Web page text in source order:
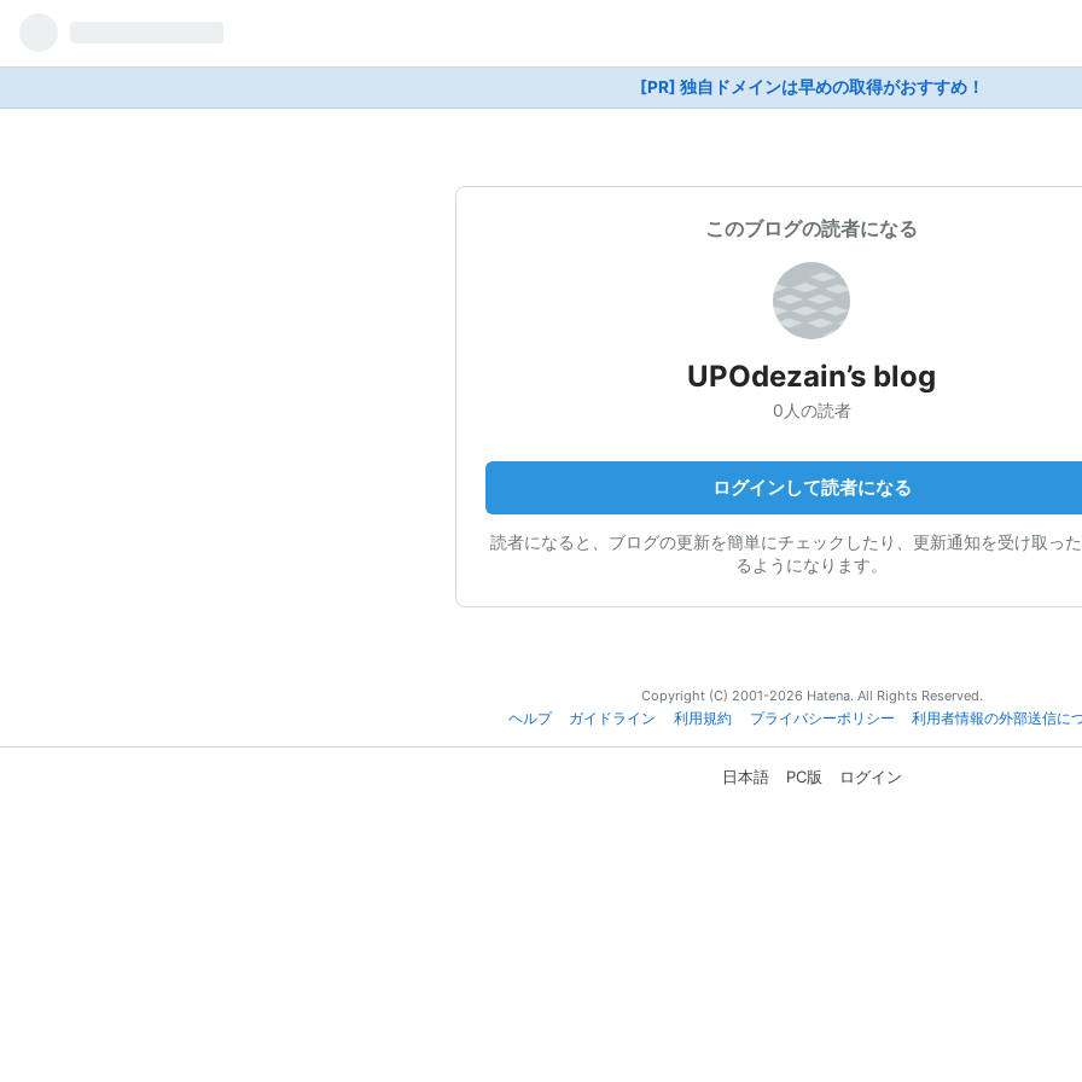
[PR] 独自ドメインは早めの取得がおすすめ！
このブログの読者になる
UPOdezain’s blog
0人の読者
ログインして読者になる
読者になると、ブログの更新を簡単にチェックしたり、更新通知を受け取っ
るようになります。
Copyright (C) 2001-2026 Hatena. All Rights Reserved.
ヘルプ
ガイドライン 利用規約 プライバシーポリシー 利用者情報の外部送信に
日本語 PC版 ログイン